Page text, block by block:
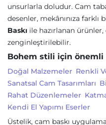
unsurlarla doludur. Cam
desenler, mekânınıza farklı
Baskı ile hazırlanan
zenginleştirilebilir.
Bohem stili için önemli
Doğal Malzemeler Renkli
Sanatsal Cam Tasarımları
Rahat Düzenlemeler
Kendi El Yapımı Eserler
Üstelik, cam baskı